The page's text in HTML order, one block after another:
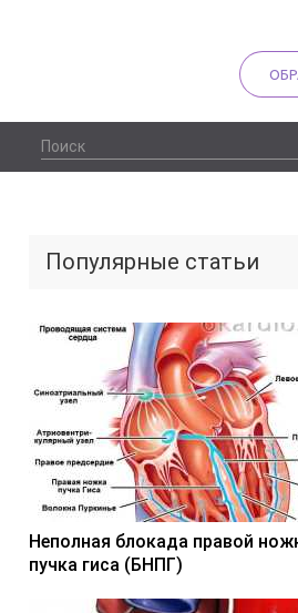
Популярные статьи
Неполная блокада правой
пучка гиса (БНПГ)